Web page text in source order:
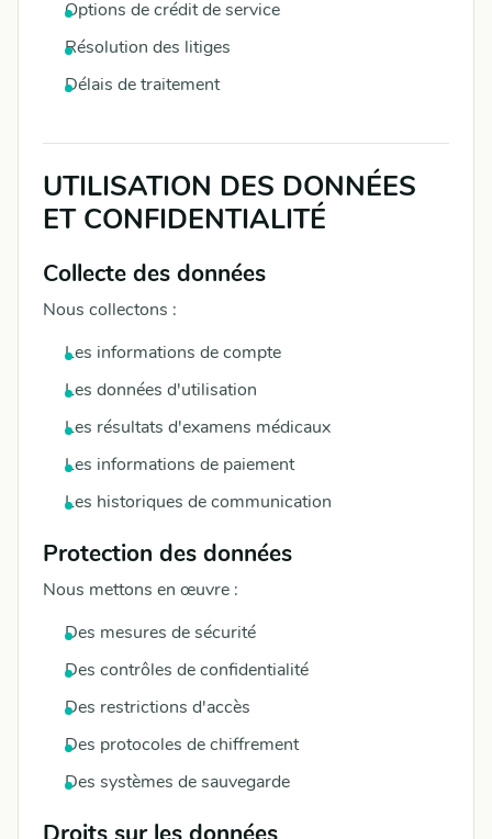
Options de crédit de service
Résolution des litiges
Délais de traitement
UTILISATION DES DONNÉES
ET CONFIDENTIALITÉ
Collecte des données
Nous collectons :
Les informations de compte
Les données d'utilisation
Les résultats d'examens médicaux
Les informations de paiement
Les historiques de communication
Protection des données
Nous mettons en œuvre :
Des mesures de sécurité
Des contrôles de confidentialité
Des restrictions d'accès
Des protocoles de chiffrement
Des systèmes de sauvegarde